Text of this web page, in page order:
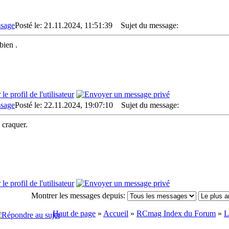
Posté le: 21.11.2024, 11:51:39 Sujet du message:
.
Posté le: 22.11.2024, 19:07:10 Sujet du message:
craquer.
Montrer les messages depuis:
Haut de page » Accueil » RCmag Index du Forum »